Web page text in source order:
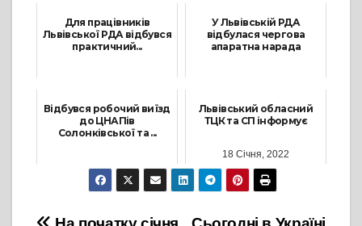
Для працівників
Львівської РДА відбувся
практичний...
У Львівській РДА
відбулася чергова
апаратна нарада
Відбувся робочий виїзд
до ЦНАПів
Солонківської та ...
30 Березня, 2026
Львівський обласний
ТЦК та СП інформує
18 Січня, 2022